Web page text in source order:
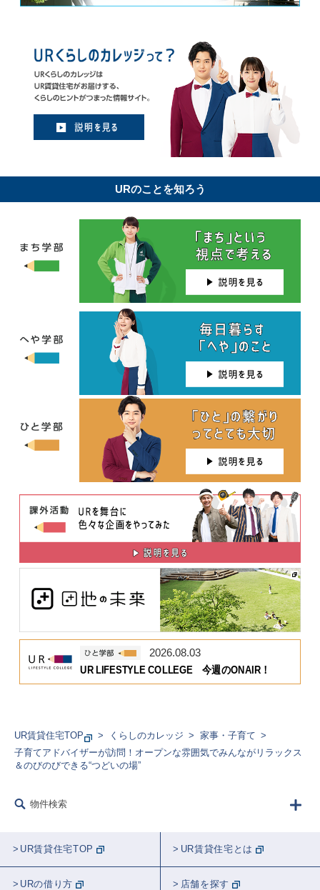
URのことを知ろう
2026.08.03
UR LIFESTYLE COLLEGE 今週のONAIR！
UR賃貸住宅TOP くらしのカレッジ
家事・子育て
子育てアドバイザーが訪問！オープンな雰囲気でみんながリラックス
＆のびのびできる“つどいの場”
物件検索
UR賃貸住宅TOP UR賃貸住宅とは
URの借り方 店舗を探す